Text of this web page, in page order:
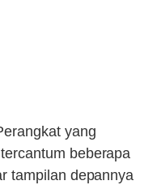
yang
beberapa
tampilan depannya